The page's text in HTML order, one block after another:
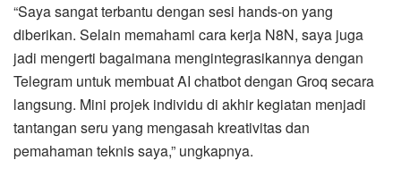
“Saya sangat terbantu dengan sesi hands-on yang
diberikan. Selain memahami cara kerja N8N, saya juga
jadi mengerti bagaimana mengintegrasikannya dengan
Telegram untuk membuat AI chatbot dengan Groq secara
langsung. Mini projek individu di akhir kegiatan menjadi
tantangan seru yang mengasah kreativitas dan
pemahaman teknis saya,” ungkapnya.